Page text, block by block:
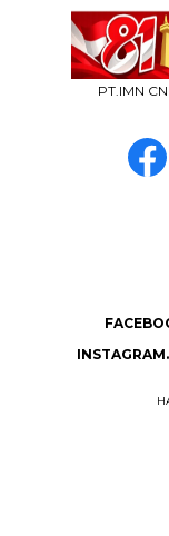
PT.IMN